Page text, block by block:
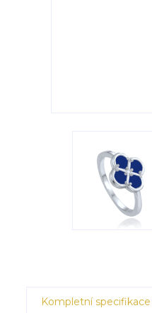
Kompletní specifikace